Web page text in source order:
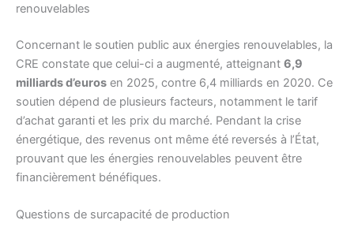
renouvelables
Concernant le soutien public aux énergies renouvelables, la
CRE constate que celui-ci a augmenté, atteignant 6,9
milliards d’euros en 2025, contre 6,4 milliards en 2020. Ce
soutien dépend de plusieurs facteurs, notamment le tarif
d’achat garanti et les prix du marché. Pendant la crise
énergétique, des revenus ont même été reversés à l’État,
prouvant que les énergies renouvelables peuvent être
financièrement bénéfiques.
Questions de surcapacité de production